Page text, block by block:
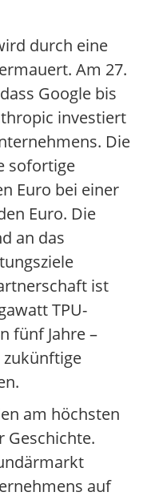
durch eine
Am 27.
Google bis
investiert
Die
sofortige
Euro bei einer
Euro. Die
an das
ist
TPU-
fünf Jahre –
zukünftige
am höchsten
Geschichte.
auf